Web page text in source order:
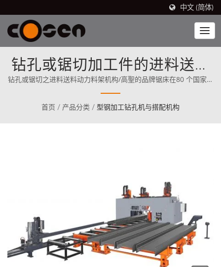
中文 (简体)
钻孔或锯切加工件的进料送料
机构
钻孔或锯切之进料送料动力料架机构/高聖的品牌锯床在80 个国家有
首页 / 产品分类 / 型钢加工钻孔机与搭配机构